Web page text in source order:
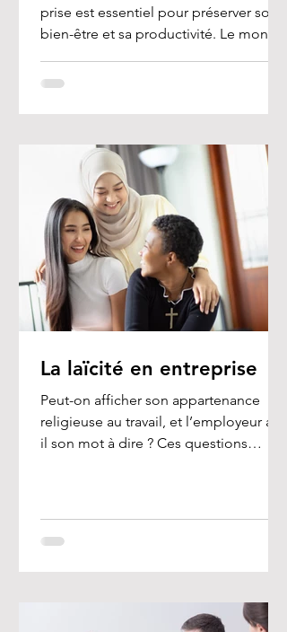
prise est essentiel pour préserver son
bien-être et sa productivité. Le monde
La laïcité en entreprise
Peut-on afficher son appartenance
religieuse au travail, et l’employeur a-t-
il son mot à dire ? Ces questions